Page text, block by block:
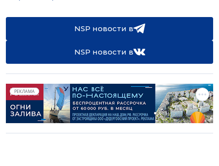
NSP новости в
NSP новости в
РЕКЛАМА